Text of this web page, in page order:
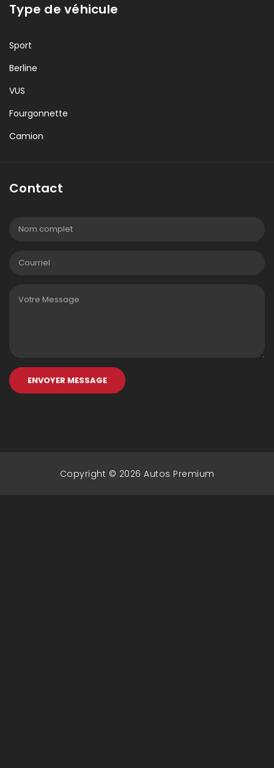
Type de véhicule
Sport
Berline
VUS
Fourgonnette
Camion
Contact
ENVOYER MESSAGE
Copyright © 2026 Autos Premium